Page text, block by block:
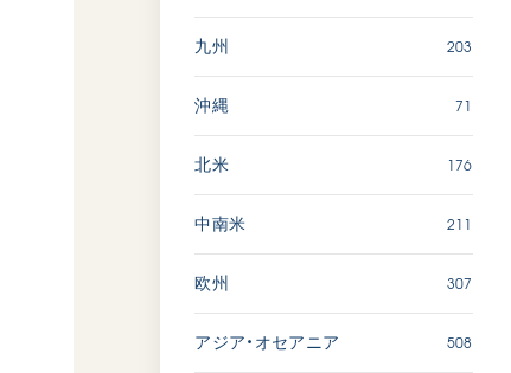
九州 203
沖縄 71
北米 176
中南米 211
欧州 307
アジア・オセアニア 508